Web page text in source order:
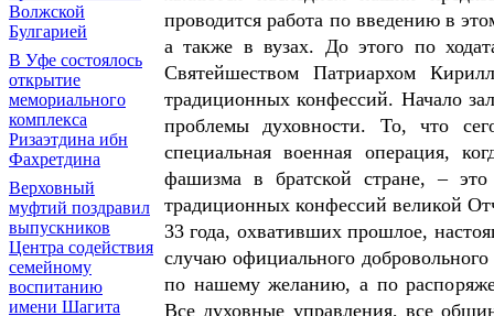
Волжской
Булгарией
В Уфе состоялось
открытие
мемориального
комплекса
Ризаэтдина ибн
Фахретдина
Верховный
муфтий поздравил
выпускников
Центра содействия
семейному
воспитанию
имени Шагита
проводится работа по введению в
а также в вузах. До этого по
Святейшеством Патриархом
традиционных конфессий. Начало
проблемы духовности. То, что
специальная военная операция,
фашизма в братской стране, – это
традиционных конфессий великой
33 года, охвативших прошлое,
случаю официального
по нашему желанию, а по
Все духовные управления, все